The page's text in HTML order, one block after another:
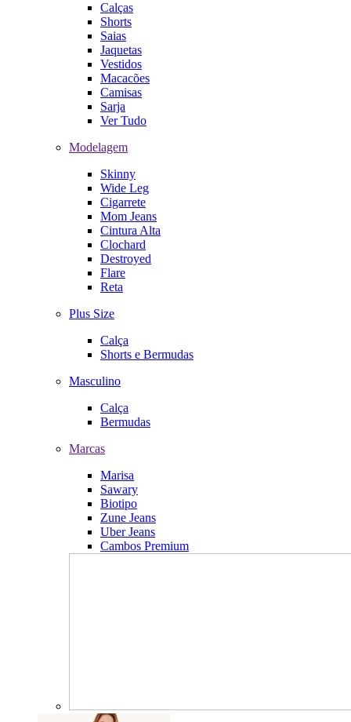
Calças
Shorts
Saias
Jaquetas
Vestidos
Macacões
Camisas
Sarja
Ver Tudo
Modelagem
Skinny
Wide Leg
Cigarrete
Mom Jeans
Cintura Alta
Clochard
Destroyed
Flare
Reta
Plus Size
Calça
Shorts e Bermudas
Masculino
Calça
Bermudas
Marcas
Marisa
Sawary
Biotipo
Zune Jeans
Uber Jeans
Cambos Premium